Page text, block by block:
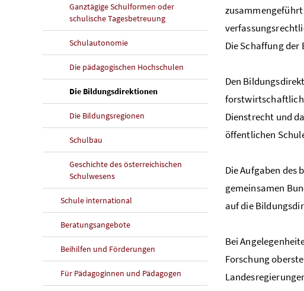
Ganztägige Schulformen oder
schulische Tagesbetreuung
Schulautonomie
Die pädagogischen Hochschulen
Die Bildungsdirektionen(aktuelle Seite)
Die Bildungsregionen
Schulbau
Geschichte des österreichischen
Schulwesens
Schule international
Beratungsangebote
Beihilfen und Förderungen
Für Pädagoginnen und Pädagogen
Die Schaffung
Den
Dienstrecht und
öffentlichen
Die Aufgaben des
gemeinsamen
auf die
Bei
Forschung